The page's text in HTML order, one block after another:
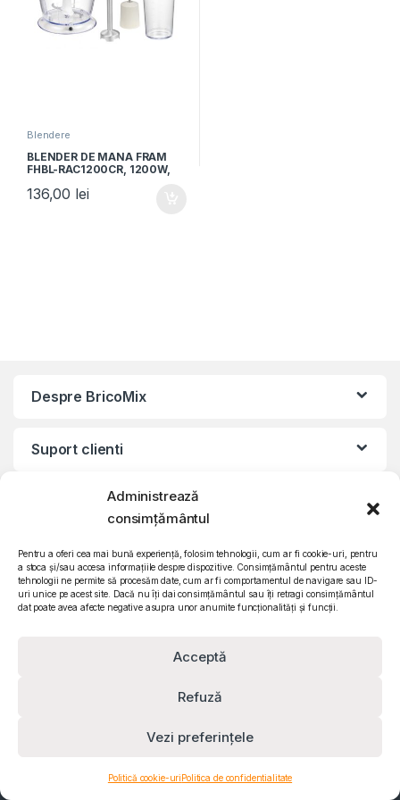
Administrează
consimțământul
Pentru a oferi cea mai bună experiență, folosim tehnologii, cum ar fi cookie-uri, pentru
a stoca și/sau accesa informațiile despre dispozitive. Consimțământul pentru aceste
tehnologii ne permite să procesăm date, cum ar fi comportamentul de navigare sau ID-
uri unice pe acest site. Dacă nu îți dai consimțământul sau îți retragi consimțământul
dat poate avea afecte negative asupra unor anumite funcționalități și funcții.
Acceptă
Refuză
Vezi preferințele
Politică cookie-uriPolitica de confidentialitate
Blendere
BLENDER DE MANA FRAM
FHBL-RAC1200CR, 1200W,
Capacitate cana de mixare:
136,00 lei
Despre BricoMix
Suport clienti
Informatii legale
©2010 – 2024 Quattro SRL
CIF: RO15571358 | Reg. com: J26/839/2003
Contact